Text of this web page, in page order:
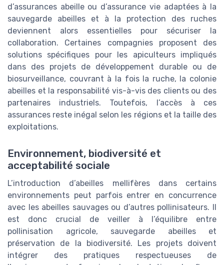
d’assurances abeille ou d’assurance vie adaptées à la
sauvegarde abeilles et à la protection des ruches
deviennent alors essentielles pour sécuriser la
collaboration. Certaines compagnies proposent des
solutions spécifiques pour les apiculteurs impliqués
dans des projets de développement durable ou de
biosurveillance, couvrant à la fois la ruche, la colonie
abeilles et la responsabilité vis-à-vis des clients ou des
partenaires industriels. Toutefois, l’accès à ces
assurances reste inégal selon les régions et la taille des
exploitations.
Environnement, biodiversité et
acceptabilité sociale
L’introduction d’abeilles mellifères dans certains
environnements peut parfois entrer en concurrence
avec les abeilles sauvages ou d’autres pollinisateurs. Il
est donc crucial de veiller à l’équilibre entre
pollinisation agricole, sauvegarde abeilles et
préservation de la biodiversité. Les projets doivent
intégrer des pratiques respectueuses de